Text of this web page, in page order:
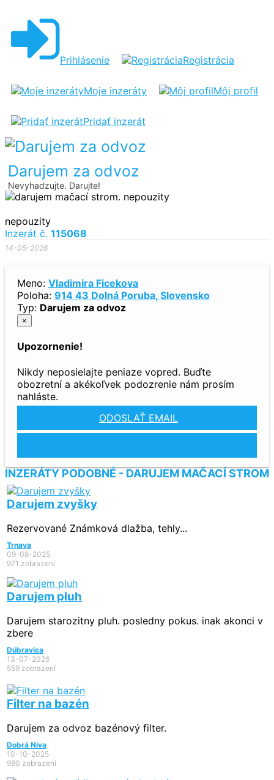
Prihlásenie Registrácia
Moje inzeráty Môj profil
Pridať inzerát
Darujem za odvoz
Nevyhadzujte. Darujte!
STROM
nepouzity
Inzerát č. 115068
14-05-2026
Meno: Vladimira Ficekova
Poloha: 914 43 Dolná Poruba, Slovensko
Typ: Darujem za odvoz
×
Upozornenie!
Nikdy neposielajte peniaze vopred. Buďte
obozretní a akékoľvek podozrenie nám prosím
nahláste.
ODOSLAŤ EMAIL
INZERÁTY PODOBNÉ - DARUJEM MAČACÍ STROM
Darujem zvyšky
Rezervované Známková dlažba, tehly...
Trnava
09-08-2025
971 zobrazení
Darujem pluh
Darujem starozitny pluh. posledny pokus. inak akonci v
zbere
Dúbravica
13-07-2026
559 zobrazení
Filter na bazén
Darujem za odvoz bazénový filter.
Dobrá Niva
10-10-2025
980 zobrazení